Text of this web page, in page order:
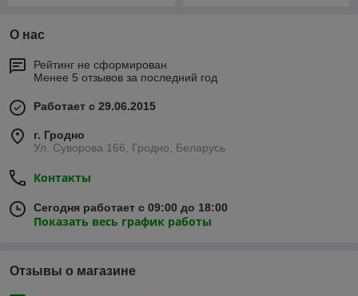
О нас
Рейтинг не сформирован
Менее 5 отзывов за последний год
Работает с 29.06.2015
г. Гродно
Ул. Суворова 166, Гродно, Беларусь
Контакты
Сегодня работает с 09:00 до 18:00
Показать весь график работы
Отзывы о магазине